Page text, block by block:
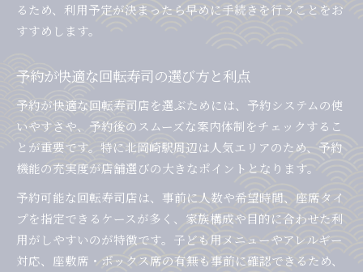
るため、利用予定が決まったら早めに手続きを行うことをお
すすめします。
予約が快適な回転寿司の選び方と利点
予約が快適な回転寿司店を選ぶためには、予約システムの使
いやすさや、予約後のスムーズな案内体制をチェックするこ
とが重要です。特に北岡崎駅周辺は人気エリアのため、予約
機能の充実度が店舗選びの大きなポイントとなります。
予約可能な回転寿司店は、事前に人数や希望時間、座席タイ
プを指定できるケースが多く、家族構成や目的に合わせた利
用がしやすいのが特徴です。子ども用メニューやアレルギー
対応、座敷席・ボックス席の有無も事前に確認できるため、